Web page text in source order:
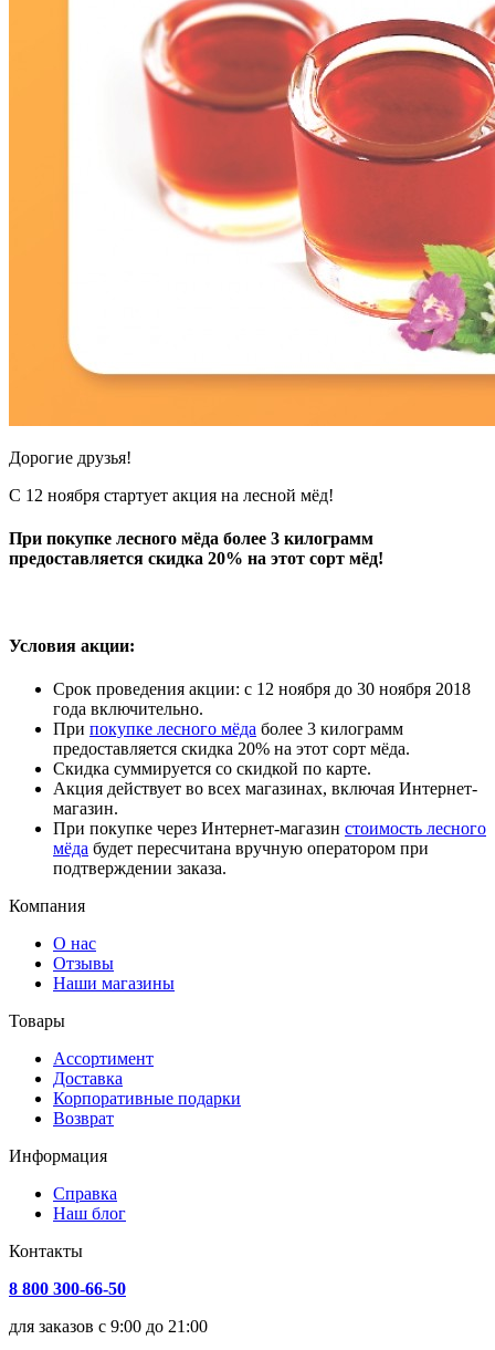
Дорогие друзья!
С 12 ноября стартует акция на лесной мёд!
При покупке лесного мёда более 3 килограмм
предоставляется скидка 20% на этот сорт мёд!
Условия акции:
Срок проведения акции: с 12 ноября до 30 ноября 2018
года включительно.
При покупке лесного мёда более 3 килограмм
предоставляется скидка 20% на этот сорт мёда.
Скидка суммируется со скидкой по карте.
Акция действует во всех магазинах, включая Интернет-
магазин.
При покупке через Интернет-магазин стоимость лесного
мёда будет пересчитана вручную оператором при
подтверждении заказа.
Компания
О нас
Отзывы
Наши магазины
Товары
Ассортимент
Доставка
Корпоративные подарки
Возврат
Информация
Справка
Наш блог
Контакты
8 800 300-66-50
для заказов с 9:00 до 21:00